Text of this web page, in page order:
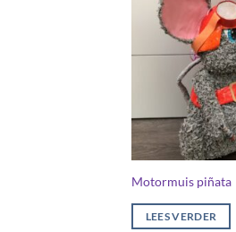
Motormuis piñata
LEES VERDER